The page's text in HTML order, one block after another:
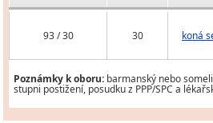
93 / 30 30 koná
Poznámky k oboru: barmanský nebo
stupni postižení, posudku z PPP/SPC a